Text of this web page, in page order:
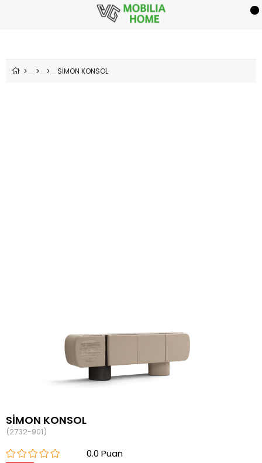
SİMON KONSOL
SİMON KONSOL
(2732-901)
0.0